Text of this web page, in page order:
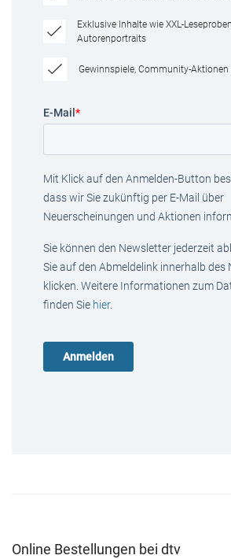
Exklusive Inhalte wie XXL-
Autorenportraits
Gewinnspiele, Community-
E-Mail *
Mit Klick auf den Anmelden-Button
dass wir Sie zukünftig per E-Mail über
Neuerscheinungen und Aktionen
Sie können den Newsletter jederzeit
Sie auf den Abmeldelink innerhalb des
klicken. Weitere Informationen zum
finden Sie hier.
Online Bestellungen bei dtv